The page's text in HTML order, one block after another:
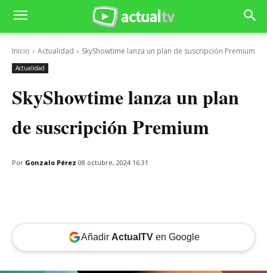
Inicio Actualidad SkyShowtime lanza un plan de suscripción Premium
Actualidad
SkyShowtime lanza un plan
de suscripción Premium
Por Gonzalo Pérez 08 octubre, 2024 16:31
Añadir ActualTVen Google